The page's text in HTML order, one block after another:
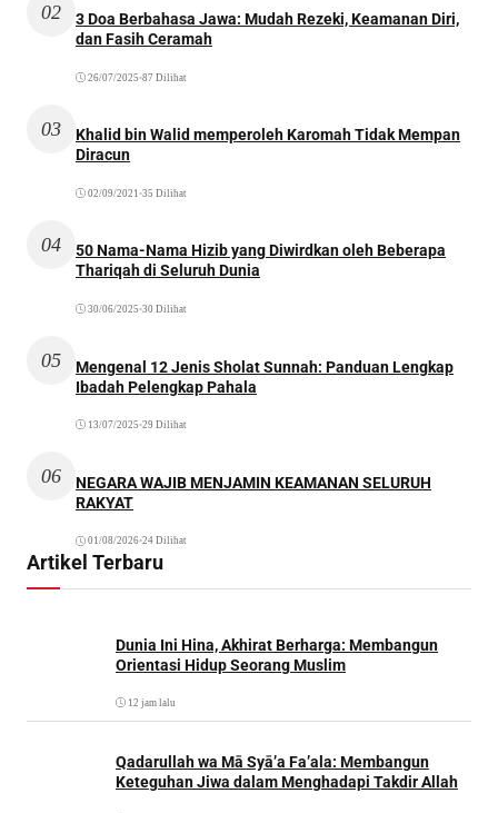
02
3 Doa Berbahasa Jawa: Mudah Rezeki, Keamanan Diri,
dan Fasih Ceramah
26/07/2025 •87 Dilihat
03
Khalid bin Walid memperoleh Karomah Tidak Mempan
Diracun
02/09/2021 •35 Dilihat
04
50 Nama-Nama Hizib yang Diwirdkan oleh Beberapa
Thariqah di Seluruh Dunia
30/06/2025 •30 Dilihat
05
Mengenal 12 Jenis Sholat Sunnah: Panduan Lengkap
Ibadah Pelengkap Pahala
13/07/2025 •29 Dilihat
06
NEGARA WAJIB MENJAMIN KEAMANAN SELURUH
RAKYAT
01/08/2026•24 Dilihat
Artikel Terbaru
Dunia Ini Hina, Akhirat Berharga: Membangun
Orientasi Hidup Seorang Muslim
12 jam lalu
Qadarullah wa Mā Syā’a Fa’ala: Membangun
Keteguhan Jiwa dalam Menghadapi Takdir Allah